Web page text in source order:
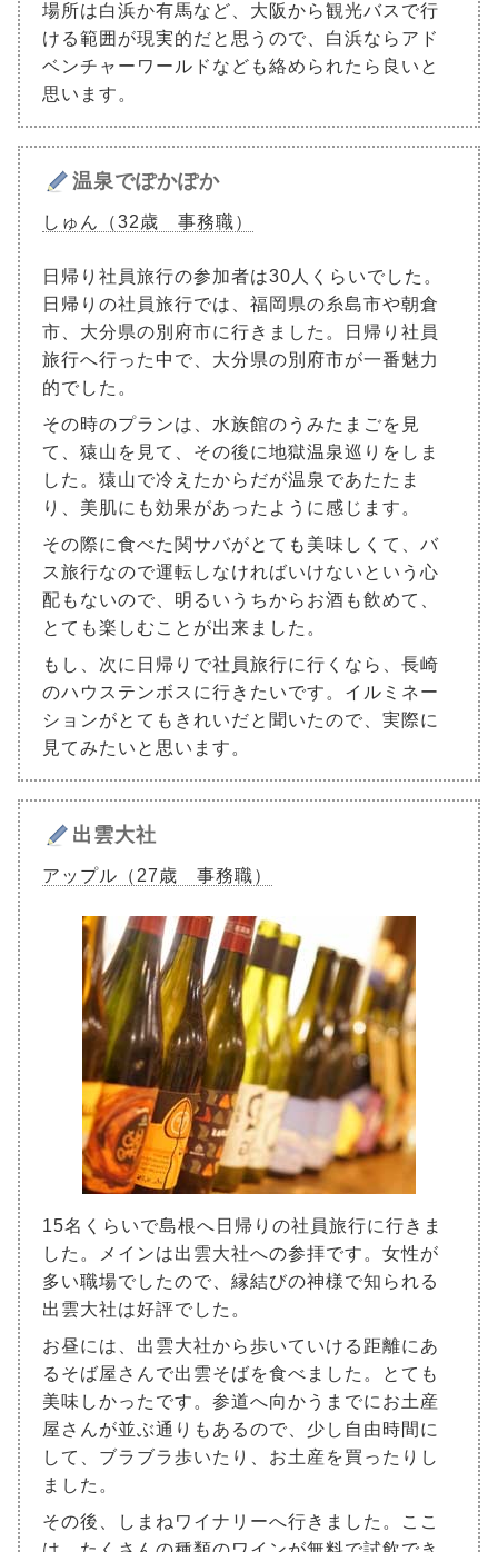
場所は白浜か有馬など、大阪から観光バスで行
ける範囲が現実的だと思うので、白浜ならアド
ベンチャーワールドなども絡められたら良いと
思います。
温泉でぽかぽか
しゅん（32歳 事務職）
日帰り社員旅行の参加者は30人くらいでした。
日帰りの社員旅行では、福岡県の糸島市や朝倉
市、大分県の別府市に行きました。日帰り社員
旅行へ行った中で、大分県の別府市が一番魅力
的でした。
その時のプランは、水族館のうみたまごを見
て、猿山を見て、その後に地獄温泉巡りをしま
した。猿山で冷えたからだが温泉であたたま
り、美肌にも効果があったように感じます。
その際に食べた関サバがとても美味しくて、バ
ス旅行なので運転しなければいけないという心
配もないので、明るいうちからお酒も飲めて、
とても楽しむことが出来ました。
もし、次に日帰りで社員旅行に行くなら、長崎
のハウステンボスに行きたいです。イルミネー
ションがとてもきれいだと聞いたので、実際に
見てみたいと思います。
出雲大社
アップル（27歳 事務職）
15名くらいで島根へ日帰りの社員旅行に行きま
した。メインは出雲大社への参拝です。女性が
多い職場でしたので、縁結びの神様で知られる
出雲大社は好評でした。
お昼には、出雲大社から歩いていける距離にあ
るそば屋さんで出雲そばを食べました。とても
美味しかったです。参道へ向かうまでにお土産
屋さんが並ぶ通りもあるので、少し自由時間に
して、ブラブラ歩いたり、お土産を買ったりし
ました。
その後、しまねワイナリーへ行きました。ここ